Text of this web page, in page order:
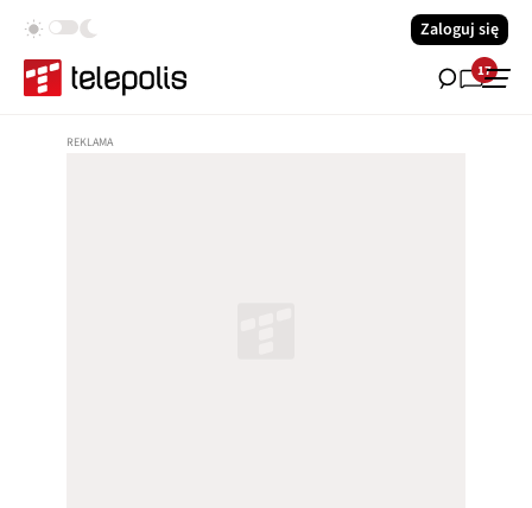
Zaloguj się
17